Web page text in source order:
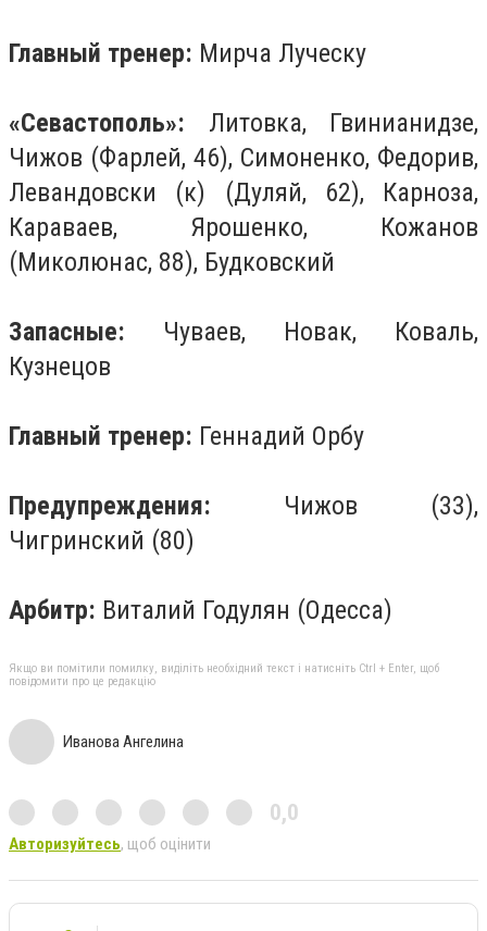
Главный тренер: Мирча Луческу
«Севастополь»: Литовка, Гвинианидзе,
Чижов (Фарлей, 46), Симоненко, Федорив,
Левандовски (к) (Дуляй, 62), Карноза,
Караваев, Ярошенко, Кожанов
(Миколюнас, 88), Будковский
Запасные: Чуваев, Новак, Коваль,
Кузнецов
Главный тренер: Геннадий Орбу
Предупреждения: Чижов (33),
Чигринский (80)
Арбитр: Виталий Годулян (Одесса)
Якщо ви помітили помилку, виділіть необхідний текст і натисніть Ctrl + Enter, щоб
повідомити про це редакцію
Иванова Ангелина
0,0
Авторизуйтесь, щоб оцінити